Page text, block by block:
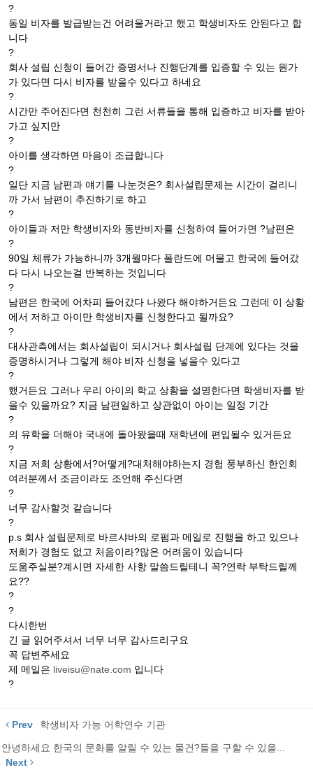
?
동일 비자를 발급받는건 어려울거라고 했고 학생비자도 안된다고 합
니다
?
회사 설립 신청이 들어간 증명서나 진행단계를 입증할 수 있는 뭔가
가 있다면 다시 비자를 받을수 있다고 하네요
?
시간만 주어진다면 천천히 그런 서류들을 통해 입증하고 비자를 받아
가고 싶지만
?
아이를 생각하면 마음이 조급합니다
?
일단 지금 남편과 얘기를 나눈것은? 회사설립문제는 시간이 걸리니
까 가서 남편이 추진하기로 하고
?
아이들과 저만 학생비자와 동반비자를 신청하여 들어가면 ?남편은
?
90일 체류가 가능하니까 3개월마다 폴란드에 머물고 한국에 들어갔
다 다시 나오는걸 반복하는 것입니다
?
남편은 한국에 어차피 들어갔다 나왔다 해야하거든요 그런데 이 상황
에서 저하고 아이만 학생비자를 신청한다고 될까요?
?
대사관측에서는 회사설립이 되시거나 회사설립 단계에 있다는 것을
증명하시거나 그렇게 해야 비자 신청을 넣을수 있다고
?
했거든요 그러나 우리 아이의 학교 상황을 설명한다면 학생비자를 받
을수 있을까요? 지금 남편일하고 상관없이 아이는 일정 기간
?
의 유학을 더해야 국내에 돌아왔을때 재학년에 편입될수 있거든요
?
지금 저희 상황에서?어떻게?대처해야하는지 경험 풍부하신 한인회
여러분께서 조금이라도 조언해 주신다면
?
너무 감사할것 같습니다
?
p.s 회사 설립문제로 바르샤바의 로펌과 메일로 진행을 하고 있으나
저희가 경험도 없고 처음이라?많은 어려움이 있습니다
도움주실분?계시면 자세한 사항 말씀드릴테니 꼭?연락 부탁드릴께
요??
?
?
다시한번
긴 글 읽어주셔서 너무 너무 감사드리구요
꼭 답변주세요
제 메일은 liveisu@nate.com 입니다
?
Prev 학생비자 가능 어학연수 기관
안녕하세요 한국의 문화를 알릴 수 있는 물건?들을 구할 수 있을...
Next